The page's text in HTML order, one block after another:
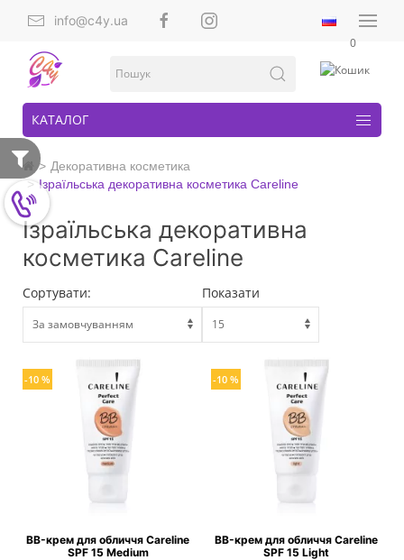
info@c4y.ua
0
КАТАЛОГ
Декоративна косметика
Ізраїльська декоративна косметика Careline
Ізраїльська декоративна
косметика Careline
Сортувати: Показати
-10 %
BB-крем для обличчя Careline
SPF 15 Medium
-10 %
BB-крем для обличчя Careline
SPF 15 Light